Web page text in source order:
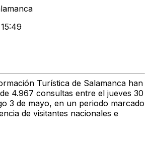
Turística de Salamanca han
4.967 consultas entre el jueves 30
3 de mayo, en un periodo marcado
de visitantes nacionales e